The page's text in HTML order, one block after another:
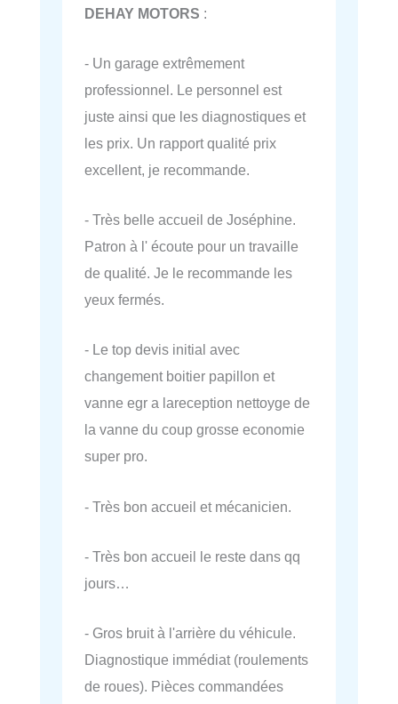
DEHAY MOTORS :
- Un garage extrêmement
professionnel. Le personnel est
juste ainsi que les diagnostiques et
les prix. Un rapport qualité prix
excellent, je recommande.
- Très belle accueil de Joséphine.
Patron à l' écoute pour un travaille
de qualité. Je le recommande les
yeux fermés.
- Le top devis initial avec
changement boitier papillon et
vanne egr a lareception nettoyge de
la vanne du coup grosse economie
super pro.
- Très bon accueil et mécanicien.
- Très bon accueil le reste dans qq
jours…
- Gros bruit à l'arrière du véhicule.
Diagnostique immédiat (roulements
de roues). Pièces commandées